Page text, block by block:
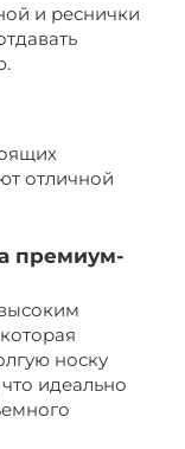
и реснички
отличной
премиум-
носку
идеально